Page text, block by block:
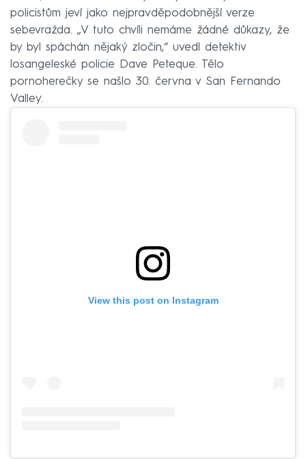
policistům jeví jako nejpravděpodobnější verze
sebevražda. „V tuto chvíli nemáme žádné důkazy, že
by byl spáchán nějaký zločin,“ uvedl detektiv
losangeleské policie Dave Peteque. Tělo
pornoherečky se našlo 30. června v San Fernando
Valley.
View this post on Instagram